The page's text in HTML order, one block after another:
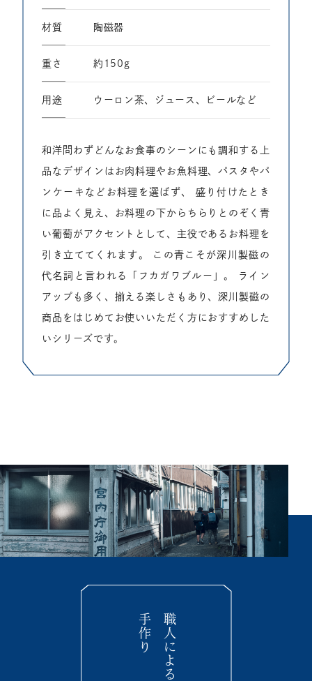
材質 陶磁器
重さ 約150g
⽤途 ウーロン茶、ジュース、ビールなど
和洋問わずどんなお食事のシーンにも調和する上
品なデザインはお肉料理やお魚料理、パスタやパ
ンケーキなどお料理を選ばず、 盛り付けたとき
に品よく見え、お料理の下からちらりとのぞく青
い葡萄がアクセントとして、主役であるお料理を
引き立ててくれます。 この青こそが深川製磁の
代名詞と言われる「フカガワブルー」。 ライン
アップも多く、揃える楽しさもあり、深川製磁の
商品をはじめてお使いいただく方におすすめした
いシリーズです。
職人による
手作り